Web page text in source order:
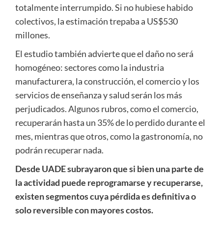
totalmente interrumpido. Si no hubiese habido
colectivos, la estimación trepaba a US$530
millones.
El estudio también advierte que el daño no será
homogéneo: sectores como la industria
manufacturera, la construcción, el comercio y los
servicios de enseñanza y salud serán los más
perjudicados. Algunos rubros, como el comercio,
recuperarán hasta un 35% de lo perdido durante el
mes, mientras que otros, como la gastronomía, no
podrán recuperar nada.
Desde UADE subrayaron que si bien una parte de
la actividad puede reprogramarse y recuperarse,
existen segmentos cuya pérdida es definitiva o
solo reversible con mayores costos.